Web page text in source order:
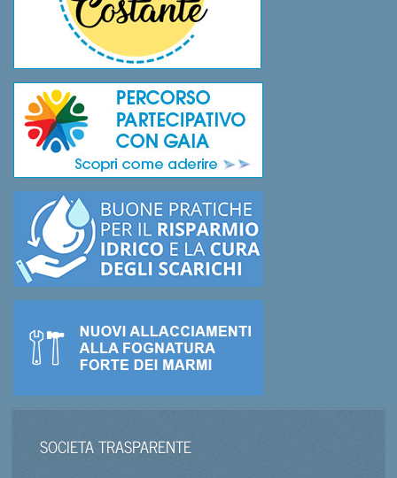
SOCIETA TRASPARENTE